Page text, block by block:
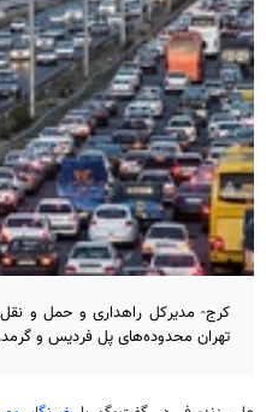
کرج- مدیرکل راهداری و حمل و
تهران محدوده‌های پل فردیس و